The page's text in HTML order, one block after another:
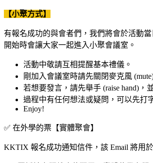
【小聚方式】
有報名成功的與會者們，我們將會於活動
開始時會讓大家一起進入小聚會議室。
活動中敬請互相提醒基本禮儀。
剛加入會議室時請先關閉麥克風
若想要發言，請先舉手 (raise hand)，
過程中有任何想法或疑問，可以先打
Enjoy!
✅ 在外學的票【實體聚會】
KKTIX 報名成功通知信件，該 Email 將用